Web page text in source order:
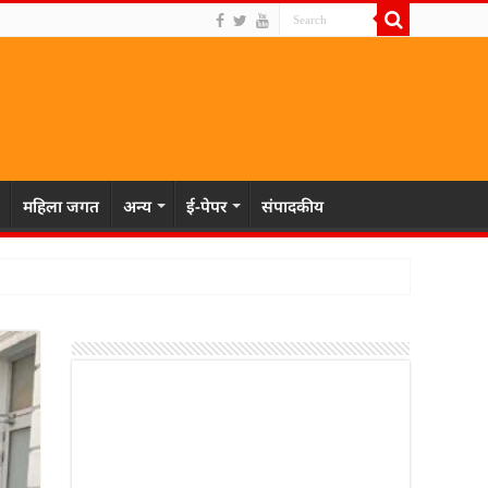
महिला जगत अन्य ई-पेपर संपादकीय